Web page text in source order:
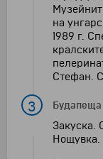
на
1989 г.
Стефан.
3 Будапеща
Закуска.
Нощувка.